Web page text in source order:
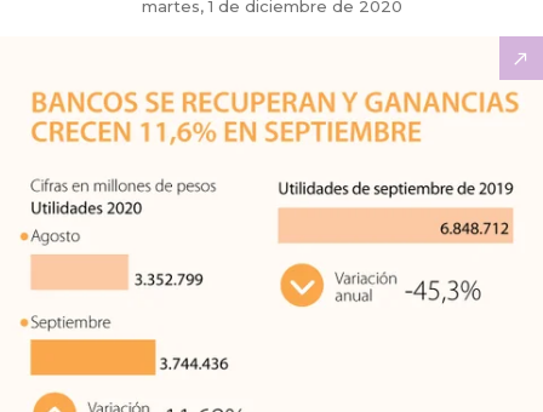
martes, 1 de diciembre de 2020